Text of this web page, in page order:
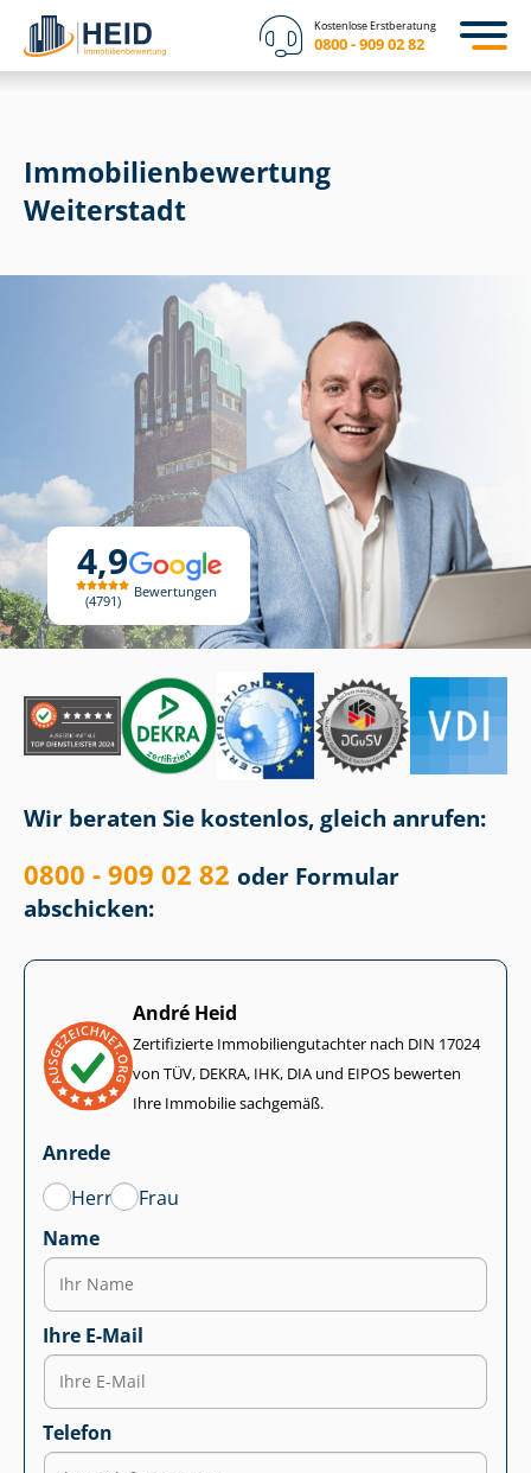
Kostenlose Erstberatung
0800 - 909 02 82
4,9
4791
Bewertungen
Immobilien­bewertung
Weiterstadt
Wir beraten Sie kostenlos, gleich anrufen:
0800 - 909 02 82 oder Formular
abschicken:
André Heid
Zertifizierte Im­mo­bi­li­en­gut­ach­ter nach DIN 17024
von TÜV, DEKRA, IHK, DIA und EIPOS bewerten
Ihre Immobilie sachgemäß.
Anrede
Herr
Frau
Name
Ihre E-Mail
Telefon